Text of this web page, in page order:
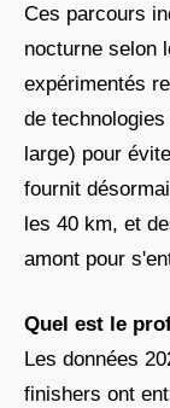
Ces parcours
nocturne selon
expérimentés
de
large) pour
fournit
les 40 km, et
amont pour
Quel est le
Les données
finishers ont